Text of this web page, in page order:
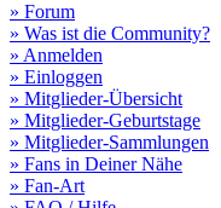
» Forum
» Was ist die Community?
» Anmelden
» Einloggen
» Mitglieder-Übersicht
» Mitglieder-Geburtstage
» Mitglieder-Sammlungen
» Fans in Deiner Nähe
» Fan-Art